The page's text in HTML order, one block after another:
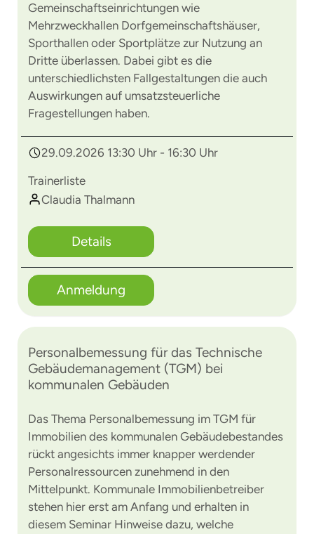
Gemeinschaftseinrichtungen wie
Mehrzweckhallen Dorfgemeinschaftshäuser,
Sporthallen oder Sportplätze zur Nutzung an
Dritte überlassen. Dabei gibt es die
unterschiedlichsten Fallgestaltungen die auch
Auswirkungen auf umsatzsteuerliche
Fragestellungen haben.
29.09.2026 13:30 Uhr - 16:30 Uhr
Trainerliste
Claudia Thalmann
Details
Anmeldung
Personalbemessung für das Technische
Gebäudemanagement (TGM) bei
kommunalen Gebäuden
Das Thema Personalbemessung im TGM für
Immobilien des kommunalen Gebäudebestandes
rückt angesichts immer knapper werdender
Personalressourcen zunehmend in den
Mittelpunkt. Kommunale Immobilienbetreiber
stehen hier erst am Anfang und erhalten in
diesem Seminar Hinweise dazu, welche